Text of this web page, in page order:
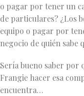
o pagar por tener un
de particulares? ¿Los
equipo o pagar por
negocio de quién sabe
Sería bueno saber por
Frangie hacer esa
encuentra…